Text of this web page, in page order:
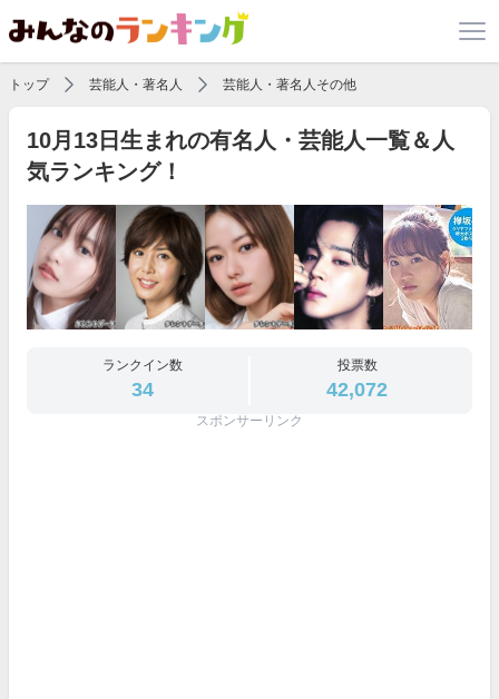
トップ 芸能人・著名人 芸能人・著名人その他
10月13日生まれの有名人・芸能人一覧＆人
気ランキング！
ランクイン数
34
投票数
42,072
スポンサーリンク